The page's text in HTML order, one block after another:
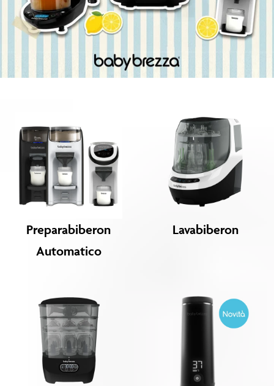
Preparabiberon
Automatico
Lavabiberon